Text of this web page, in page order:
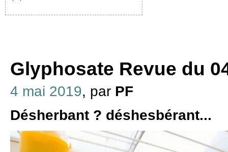
Glyphosate Revue du
4 mai 2019, par PF
Désherbant ? déshesbérant...